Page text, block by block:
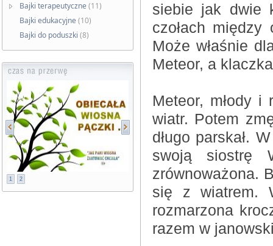
Bajki terapeutyczne (11)
Bajki edukacyjne (10)
Bajki do poduszki (8)
1 2
siebie jak dwie
czołach
Może właśnie
Meteor, a
Meteor, młody i
wiatr. Potem
długo parskał.
swoją siostrę
zrównoważona.
się z wiatrem.
rozmarzona
razem w